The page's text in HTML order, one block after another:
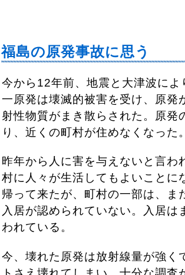
福島の原発事故に思う
今から12年前、地震と大津波によ
一原発は壊滅的被害を受け、原発
射性物質がまき散らされた。原発
り、近くの町村が住めなくなった
昨年から人に害を与えないと言わ
村に人々が生活してもよいことに
帰って来たが、町村の一部は、ま
入居が認められていない。入居は
われている。
今、壊れた原発は放射線量が強く